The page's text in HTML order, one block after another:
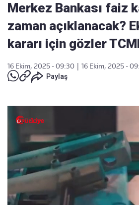
Merkez Bankası faiz
zaman açıklanacak?
kararı için gözler
16 Ekim, 2025 - 09:30
16 Ekim, 2025 -
Paylaş